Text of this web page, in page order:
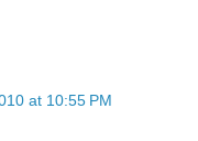
at 10:55 PM